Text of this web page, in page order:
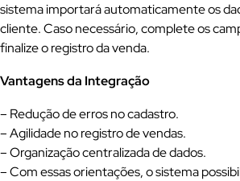
sistema importará automaticamente os
cliente. Caso necessário, complete os
finalize o registro da venda.
Vantagens da Integração
– Redução de erros no cadastro.
– Agilidade no registro de vendas.
– Organização centralizada de dados.
– Com essas orientações, o sistema